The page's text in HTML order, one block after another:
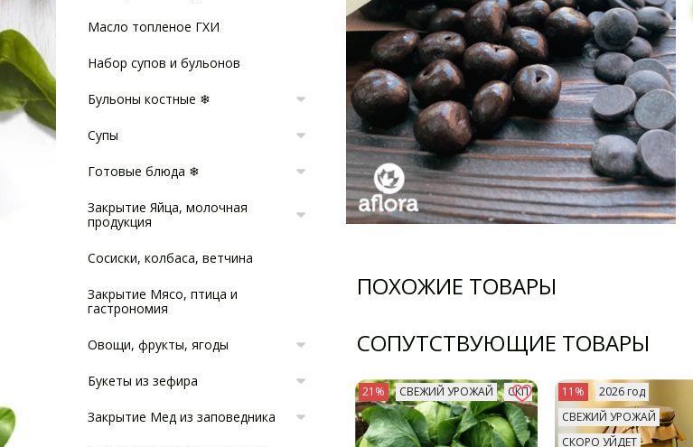
ПОХОЖИЕ ТОВАРЫ
СОПУТСТВУЮЩИЕ ТОВАРЫ
21% СВЕЖИЙ УРОЖАЙ СКП 11%
2026 год
СВЕЖИЙ УРОЖАЙ
СКОРО УЙДЕТ
Масло топленое ГХИ
Набор супов и бульонов
Бульоны костные ❄
Супы
Готовые блюда ❄
Закрытие Яйца, молочная
продукция
Сосиски, колбаса, ветчина
Закрытие Мясо, птица и
гастрономия
Овощи, фрукты, ягоды
Букеты из зефира
Закрытие Мед из заповедника